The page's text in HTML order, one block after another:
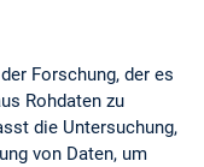
Forschung, der es
Rohdaten zu
die Untersuchung,
von Daten, um